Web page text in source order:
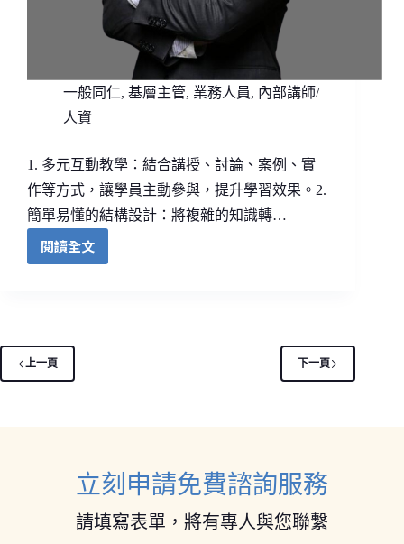
一般同仁, 基層主管, 業務人員, 內部講師/
人資
1. 多元互動教學：結合講授、討論、案例、實
作等方式，讓學員主動參與，提升學習效果。2.
簡單易懂的結構設計：將複雜的知識轉…
閱讀全文
上一頁 下一頁
立刻申請免費諮詢服務
請填寫表單，將有專人與您聯繫